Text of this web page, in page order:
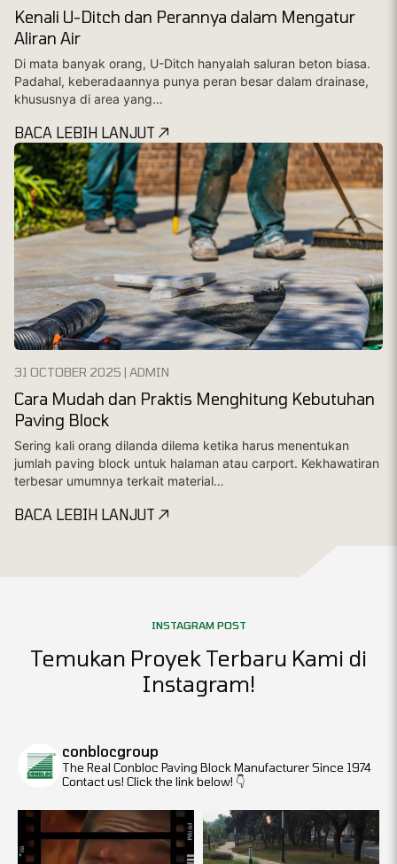
Kenali U-Ditch dan Perannya dalam Mengatur
Aliran Air
Di mata banyak orang, U-Ditch hanyalah saluran beton biasa.
Padahal, keberadaannya punya peran besar dalam drainase,
khususnya di area yang…
BACA LEBIH LANJUT
31 OCTOBER 2025 | ADMIN
Cara Mudah dan Praktis Menghitung Kebutuhan
Paving Block
Sering kali orang dilanda dilema ketika harus menentukan
jumlah paving block untuk halaman atau carport. Kekhawatiran
terbesar umumnya terkait material…
BACA LEBIH LANJUT
INSTAGRAM POST
Temukan Proyek Terbaru Kami di
Instagram!
conblocgroup
The Real Conbloc Paving Block Manufacturer Since 1974
Contact us! Click the link below! 👇